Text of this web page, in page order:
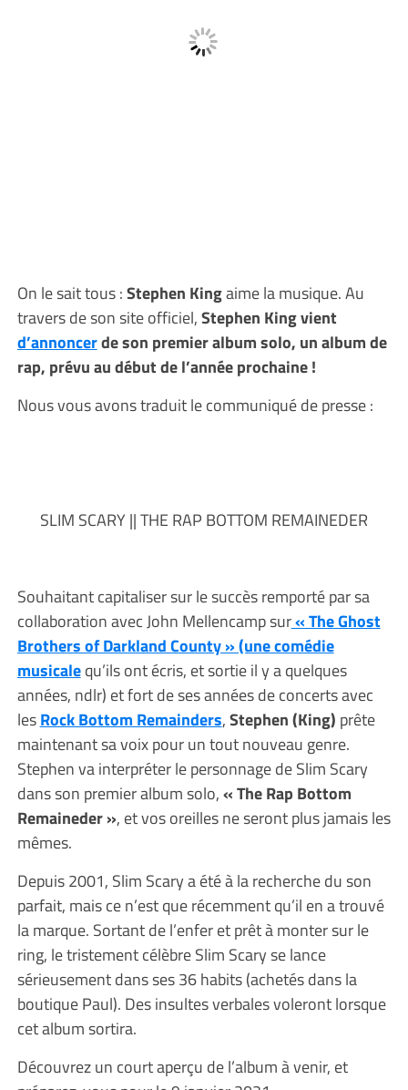
On le sait tous :Stephen Kingaime la musique. Au
travers de son site officiel,Stephen King vient
d’annoncerde son premier album solo, un album de
rap, prévu au début de l’année prochaine !
Nous vous avons traduit le communiqué de presse :
SLIM SCARY || THE RAP BOTTOM REMAINEDER
Souhaitant capitaliser sur le succès remporté par sa
collaboration avec John Mellencamp sur« The Ghost
Brothers of Darkland County » (une comédie
musicalequ’ils ont écris, et sortie il y a quelques
années, ndlr) et fort de ses années de concerts avec
lesRock Bottom Remainders,Stephen (King) prête
maintenant sa voix pour un tout nouveau genre.
Stephen va interpréter le personnage de Slim Scary
dans son premier album solo,« The Rap Bottom
Remaineder », et vos oreilles ne seront plus jamais les
mêmes.
Depuis 2001, Slim Scary a été à la recherche du son
parfait, mais ce n’est que récemment qu’il en a trouvé
la marque. Sortant de l’enfer et prêt à monter sur le
ring, le tristement célèbre Slim Scary se lance
sérieusement dans ses 36 habits (achetés dans la
boutique Paul). Des insultes verbales voleront lorsque
cet album sortira.
Découvrez un court aperçu de l’album à venir, et